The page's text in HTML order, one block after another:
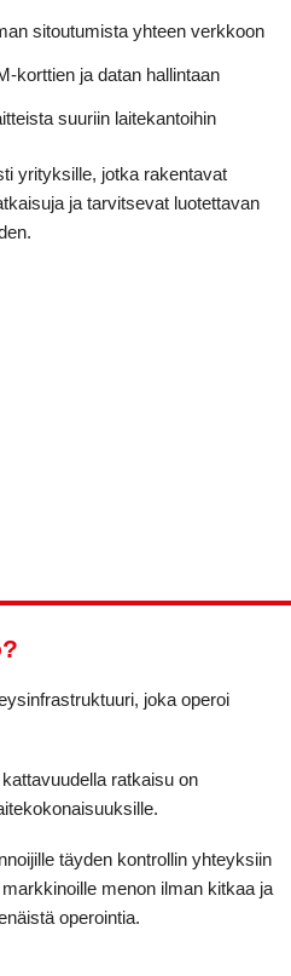
sitoutumista yhteen verkkoon
korttien ja datan hallintaan
suuriin laitekantoihin
yrityksille, jotka rakentavat
ja tarvitsevat luotettavan
joka operoi
ratkaisu on
täyden kontrollin yhteyksiin
menon ilman kitkaa ja
operointia.